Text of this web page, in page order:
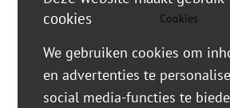
Cookies
cookies
We gebruiken cookies om
en advertenties te
social media-functies te